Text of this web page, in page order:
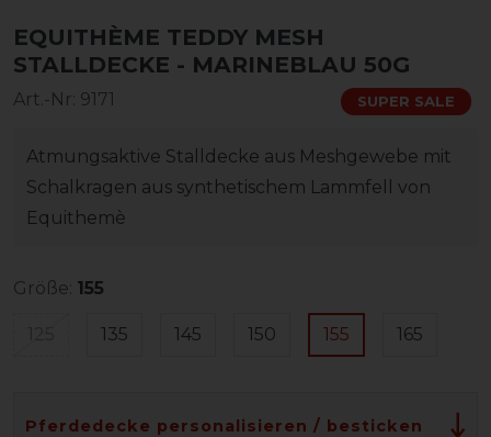
EQUITHÈME TEDDY MESH
STALLDECKE - MARINEBLAU 50G
Art.-Nr: 9171 SUPER SALE
Atmungsaktive Stalldecke aus Meshgewebe mit
Schalkragen aus synthetischem Lammfell von
Equithemè
Größe: 155
135 145 150 155 165
Pferdedecke personalisieren / besticken